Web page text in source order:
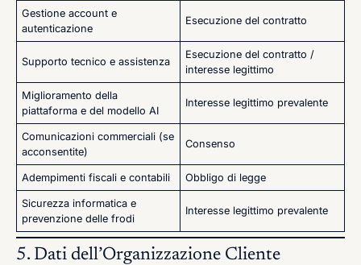
Gestione account e
autenticazione
Esecuzione del contratto
Supporto tecnico e assistenza
Esecuzione del contratto /
interesse legittimo
Miglioramento della
piattaforma e del modello AI
Interesse legittimo prevalente
Comunicazioni commerciali (se
acconsentite)
Consenso
Adempimenti fiscali e contabili Obbligo di legge
Sicurezza informatica e
prevenzione delle frodi
Interesse legittimo prevalente
5. Dati dell’Organizzazione Cliente